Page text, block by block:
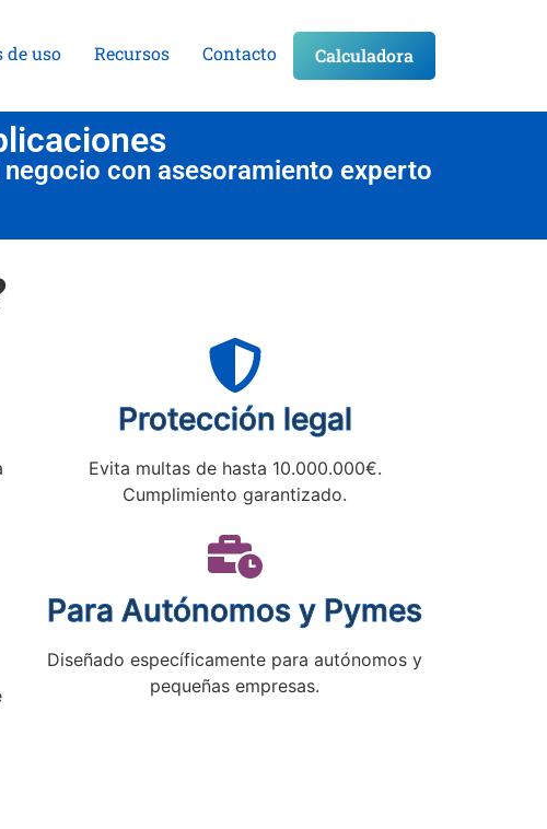
de uso Recursos Contacto Calculadora
con asesoramiento experto
Protección legal
Evita multas de hasta 10.000.000€.
Cumplimiento garantizado.
Para Autónomos y Pymes
Diseñado específicamente para autónomos y
pequeñas empresas.